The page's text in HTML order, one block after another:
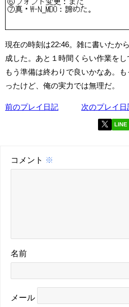
現在の時刻は22:46。雑に書いたか
成した。あと１時間くらい作業をし
もう準備は終わりで良いかなあ。
ったけど、俺の実力では無理だ。
前のプレイ日記 次のプレイ日
LINE
コメント ※
名前
メール